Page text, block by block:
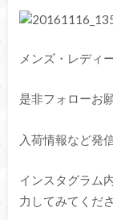
メンズ・レディ
是非フォローお
入荷情報など発
インスタグラム
力してみてくだ